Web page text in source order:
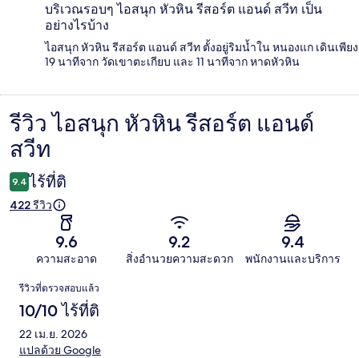
บริเวณรอบๆ ไอสนุก หัวหิน รีสอร์ต แอนด์ สวีท เป็น
อย่างไรบ้าง
ไอสนุก หัวหิน รีสอร์ต แอนด์ สวีท ตั้งอยู่ริมน้ำใน หนองแก เดินเพียง
19 นาทีจาก วัดเขาตะเกียบ และ 11 นาทีจาก หาดหัวหิน
รีวิว
รีวิว ไอสนุก หัวหิน รีสอร์ต แอนด์
สวีท
9.4 ไร้ที่ติ
422 รีวิว
9.6
ความสะอาด
9.2
สิ่งอำนวยความสะดวก
9.4
พนักงานและบริการ
รีวิว
รีวิวที่ตรวจสอบแล้ว
10/10 ไร้ที่ติ
22 เม.ย. 2026
แปลด้วย Google